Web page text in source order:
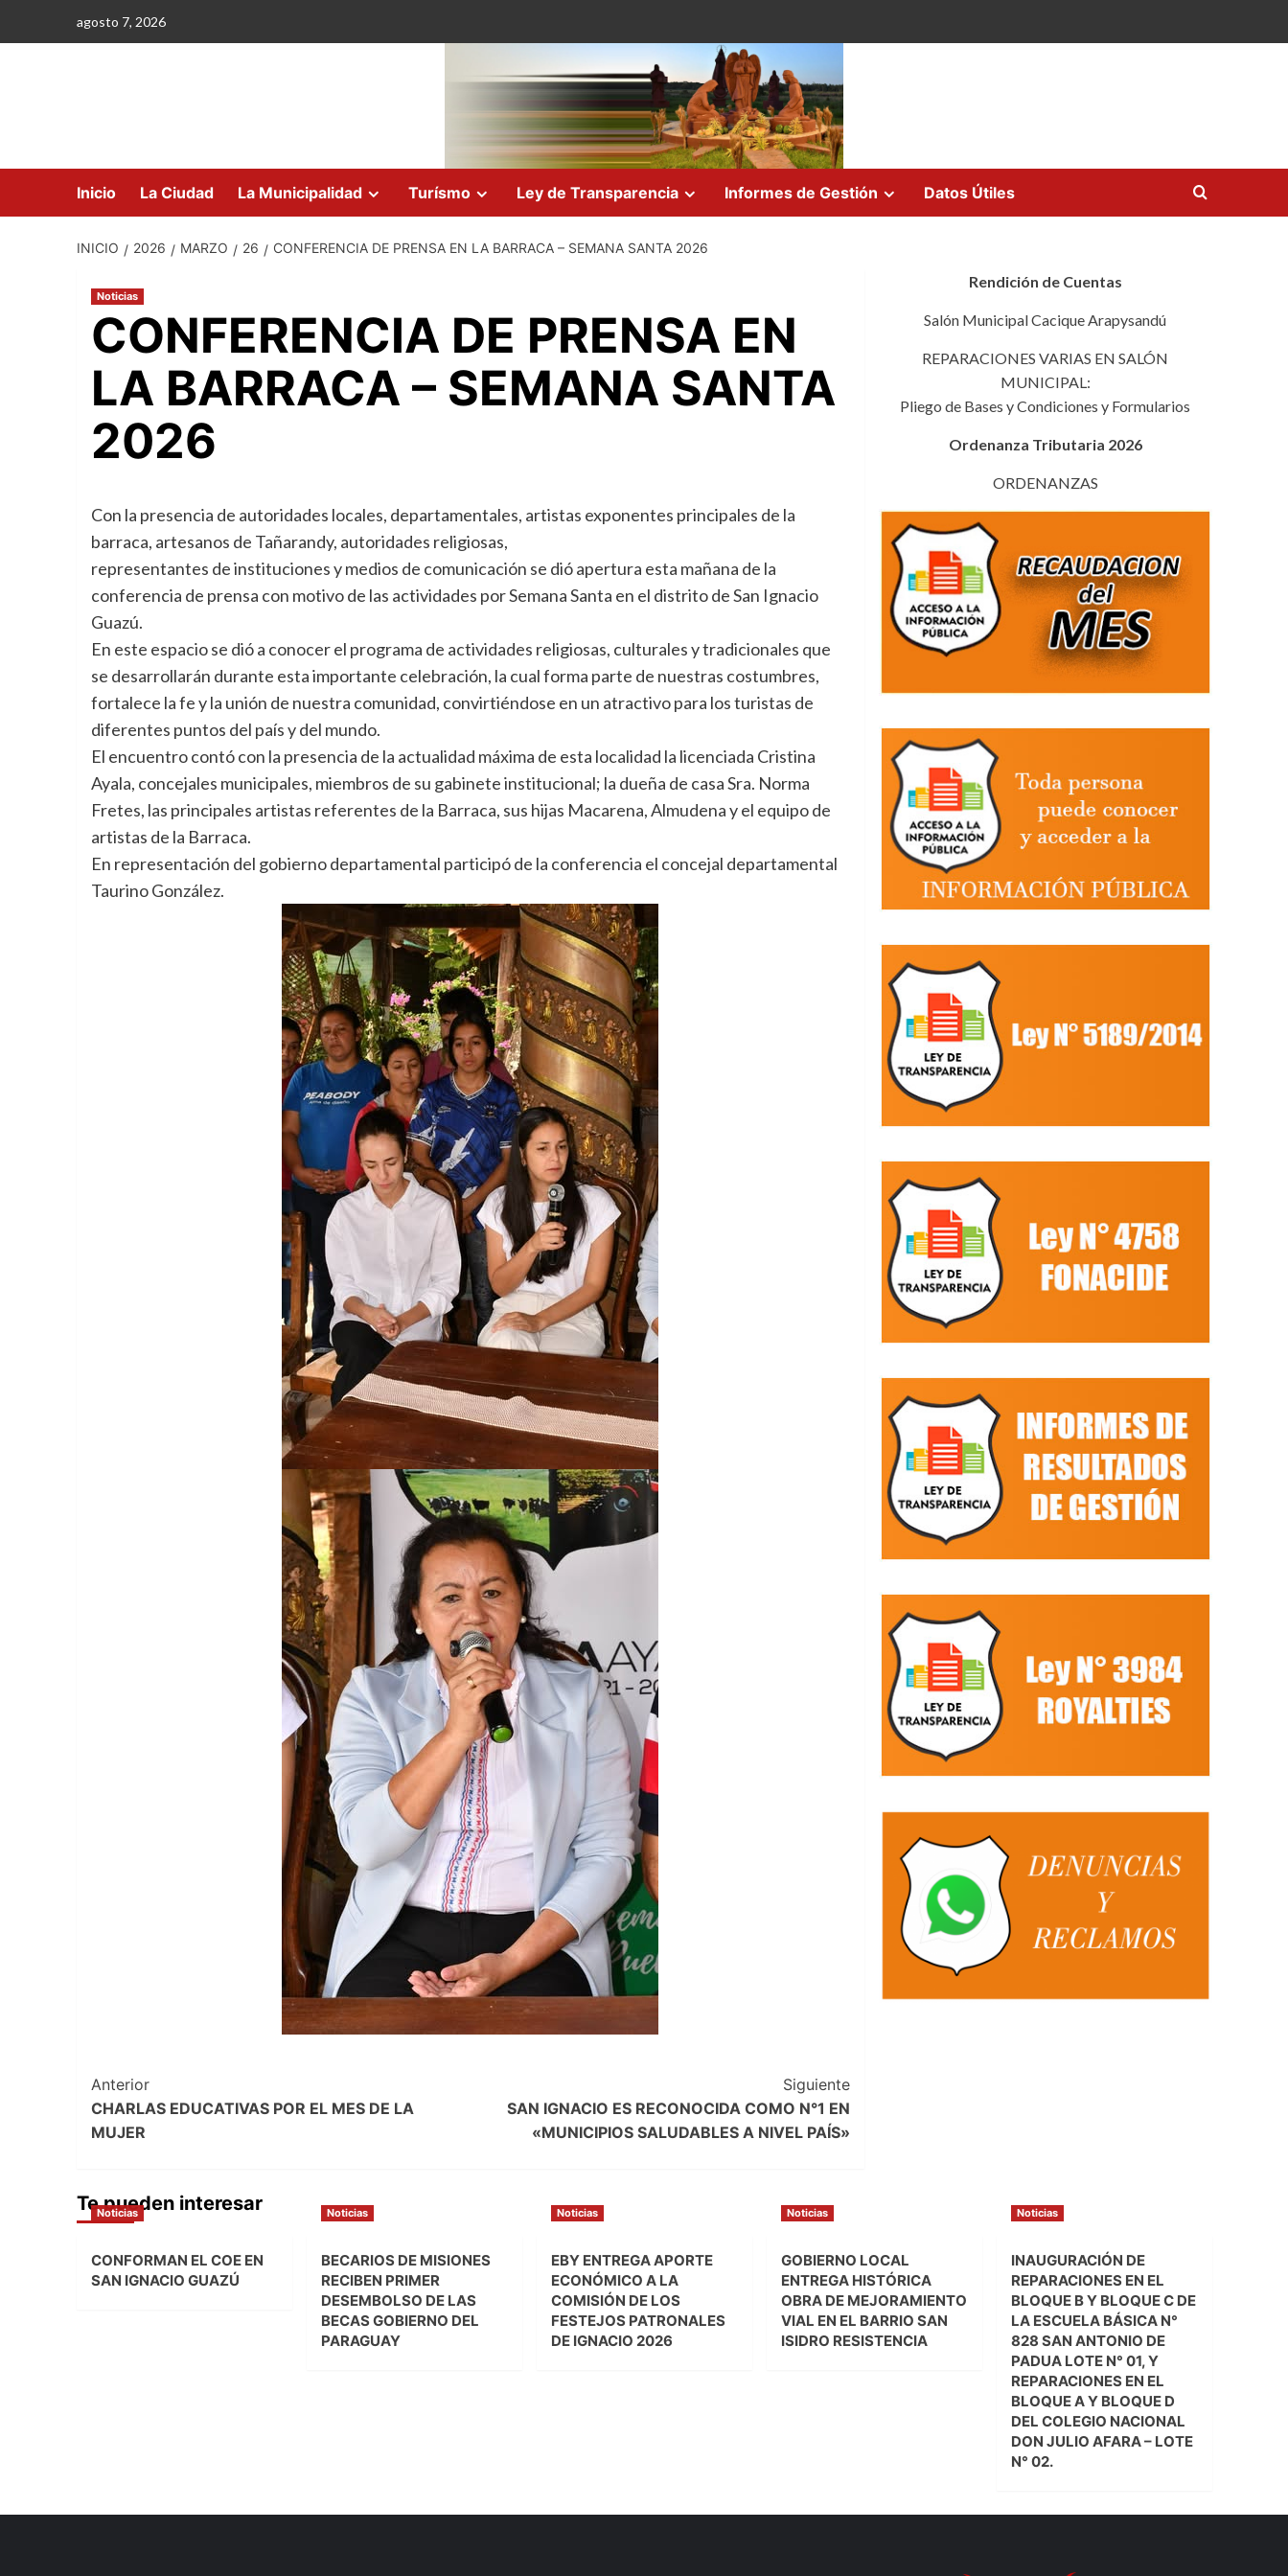
agosto 7, 2026
Inicio La Ciudad La Municipalidad Turísmo Ley de Transparencia Informes de Gestión Datos Útiles
INICIO 2026 MARZO 26 CONFERENCIA DE PRENSA EN LA BARRACA – SEMANA SANTA 2026
Noticias
CONFERENCIA DE PRENSA EN
LA BARRACA – SEMANA SANTA
2026
Con la presencia de autoridades locales, departamentales, artistas exponentes principales de la
barraca, artesanos de Tañarandy, autoridades religiosas,
representantes de instituciones y medios de comunicación se dió apertura esta mañana de la
conferencia de prensa con motivo de las actividades por Semana Santa en el distrito de San Ignacio
Guazú.
En este espacio se dió a conocer el programa de actividades religiosas, culturales y tradicionales que
se desarrollarán durante esta importante celebración, la cual forma parte de nuestras costumbres,
fortalece la fe y la unión de nuestra comunidad, convirtiéndose en un atractivo para los turistas de
diferentes puntos del país y del mundo.
El encuentro contó con la presencia de la actualidad máxima de esta localidad la licenciada Cristina
Ayala, concejales municipales, miembros de su gabinete institucional; la dueña de casa Sra. Norma
Fretes, las principales artistas referentes de la Barraca, sus hijas Macarena, Almudena y el equipo de
artistas de la Barraca.
En representación del gobierno departamental participó de la conferencia el concejal departamental
Taurino González.
Navegación
de
Anterior
CHARLAS EDUCATIVAS POR EL MES DE LA
MUJER
Siguiente
SAN IGNACIO ES RECONOCIDA COMO N°1 EN
«MUNICIPIOS SALUDABLES A NIVEL PAÍS»
Rendición de Cuentas
Salón Municipal Cacique Arapysandú
REPARACIONES VARIAS EN SALÓN
MUNICIPAL:
Pliego de Bases y Condiciones y Formularios
Ordenanza Tributaria 2026
ORDENANZAS
Te pueden interesar
Noticias
CONFORMAN EL COE EN
SAN IGNACIO GUAZÚ
Noticias
BECARIOS DE MISIONES
RECIBEN PRIMER
DESEMBOLSO DE LAS
BECAS GOBIERNO DEL
PARAGUAY
Noticias
EBY ENTREGA APORTE
ECONÓMICO A LA
COMISIÓN DE LOS
FESTEJOS PATRONALES
DE IGNACIO 2026
Noticias
GOBIERNO LOCAL
ENTREGA HISTÓRICA
OBRA DE MEJORAMIENTO
VIAL EN EL BARRIO SAN
ISIDRO RESISTENCIA
Noticias
INAUGURACIÓN DE
REPARACIONES EN EL
BLOQUE B Y BLOQUE C DE
LA ESCUELA BÁSICA N°
828 SAN ANTONIO DE
PADUA LOTE N° 01, Y
REPARACIONES EN EL
BLOQUE A Y BLOQUE D
DEL COLEGIO NACIONAL
DON JULIO AFARA – LOTE
N° 02.